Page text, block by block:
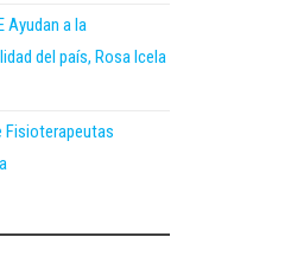
Ayudan a la
del país, Rosa Icela
Fisioterapeutas